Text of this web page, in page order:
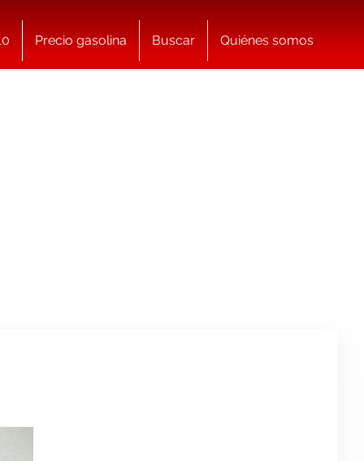
Precio gasolina Buscar Quiénes somos